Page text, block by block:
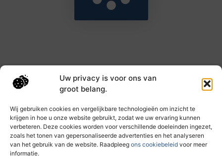
Uw privacy is voor ons van
groot belang.
Wij gebruiken cookies en vergelijkbare technologieën om inzicht te
krijgen in hoe u onze website gebruikt, zodat we uw ervaring kunnen
verbeteren. Deze cookies worden voor verschillende doeleinden ingezet,
zoals het tonen van gepersonaliseerde advertenties en het analyseren
van het gebruik van de website. Raadpleeg ons cookiebeleid voor meer
informatie.
Main Links
Dagelijks nieuwe inzichten op taec.nl
Artikelen vol kennis, inspiratie en praktische tips die